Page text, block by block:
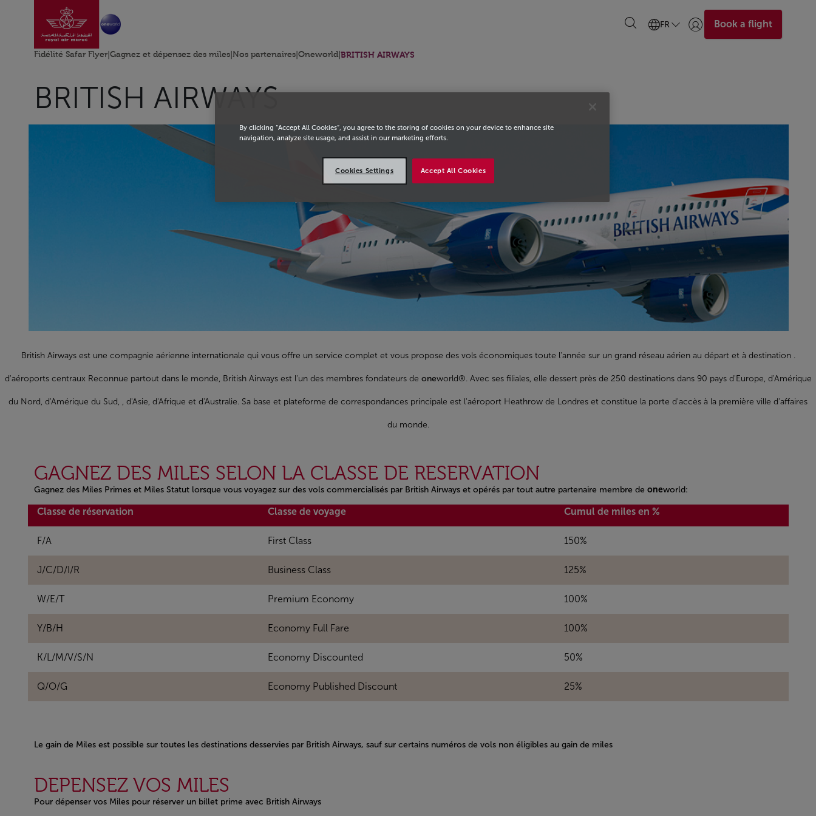
Saut au contenu principal
Aller à la page accueil FR Se connecter | S’inscrire)
Book a flight
Fidélité Safar Flyer Gagnez et dépensez des miles Nos partenaires Oneworld BRITISH AIRWAYS
BRITISH AIRWAYS
British Airways est une compagnie aérienne internationale qui vous offre un service complet et vous propose des vols économiques toute l'année sur un grand réseau aérien au départ et à destination .
d'aéroports centraux Reconnue partout dans le monde, British Airways est l'un des membres fondateurs de oneworld®. Avec ses filiales, elle dessert près de 250 destinations dans 90 pays d'Europe, d'Amérique
du Nord, d'Amérique du Sud, , d'Asie, d'Afrique et d'Australie. Sa base et plateforme de correspondances principale est l'aéroport Heathrow de Londres et constitue la porte d'accès à la première ville d'affaires
du monde.
GAGNEZ DES MILES SELON LA CLASSE DE RESERVATION
Gagnez des Miles Primes et Miles Statut lorsque vous voyagez sur des vols commercialisés par British Airways et opérés par tout autre partenaire membre de oneworld:
Open in a new window
Classe de réservation Classe de voyage Cumul de miles en %
F/A First Class 150%
J/C/D/I/R Business Class 125%
W/E/T Premium Economy 100%
Y/B/H Economy Full Fare 100%
K/L/M/V/S/N Economy Discounted 50%
Q/O/G Economy Published Discount 25%
Le gain de Miles est possible sur toutes les destinations desservies par British Airways, sauf sur certains numéros de vols non éligibles au gain de miles
DEPENSEZ VOS MILES
Pour dépenser vos Miles pour réserver un billet prime avec British Airways
By clicking “Accept All Cookies”, you agree to the storing of cookies on your device to enhance site
navigation, analyze site usage, and assist in our marketing efforts.
Accept All Cookies
Cookies Settings